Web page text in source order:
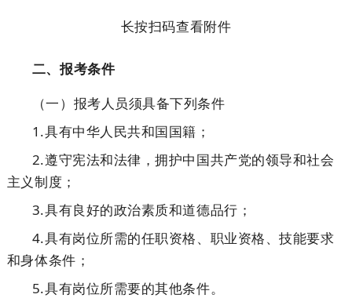
长按扫码查看附件
二、报考条件
（一）报考人员须具备下列条件
1.具有中华人民共和国国籍；
2.遵守宪法和法律，拥护中国共产党的领导和社会
主义制度；
3.具有良好的政治素质和道德品行；
4.具有岗位所需的任职资格、职业资格、技能要求
和身体条件；
5.具有岗位所需要的其他条件。